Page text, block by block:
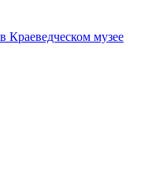
Краеведческом музее